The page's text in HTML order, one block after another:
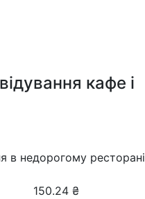
кафе і
в недорогому ресторані
150.24 ₴